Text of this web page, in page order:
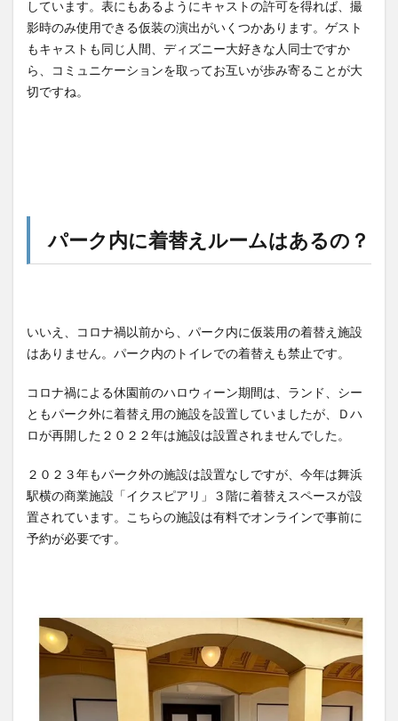
しています。表にもあるようにキャストの許可を得れば、撮
影時のみ使用できる仮装の演出がいくつかあります。ゲスト
もキャストも同じ人間、ディズニー大好きな人同士ですか
ら、コミュニケーションを取ってお互いが歩み寄ることが大
切ですね。
パーク内に着替えルームはあるの？
いいえ、コロナ禍以前から、パーク内に仮装用の着替え施設
はありません。パーク内のトイレでの着替えも禁止です。
コロナ禍による休園前のハロウィーン期間は、ランド、シー
ともパーク外に着替え用の施設を設置していましたが、Ｄハ
ロが再開した２０２２年は施設は設置されませんでした。
２０２３年もパーク外の施設は設置なしですが、今年は舞浜
駅横の商業施設「イクスピアリ」３階に着替えスペースが設
置されています。こちらの施設は有料でオンラインで事前に
予約が必要です。